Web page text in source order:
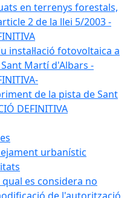
en terrenys forestals,
2 de la llei 5/2003 -
instal·lació fotovoltaica a
Martí d'Albars -
de la pista de Sant
DEFINITIVA
urbanístic
es considera no